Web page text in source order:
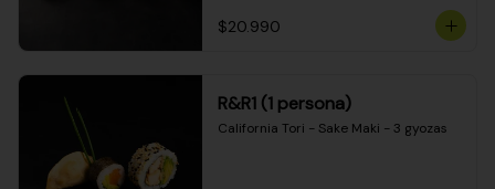
$20.990
R&R1 (1 persona)
California Tori - Sake Maki - 3 gyozas